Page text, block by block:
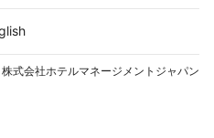
株式会社ホテルマネージメントジャパン